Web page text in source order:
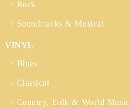
Rock
Soundtracks & Musical
VINYL
Blues
Classical
Country, Folk & World Music